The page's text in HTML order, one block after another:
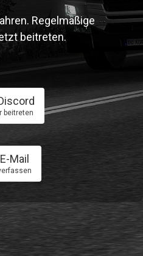
Regelmäßige
beitreten.
beitreten
E-Mail